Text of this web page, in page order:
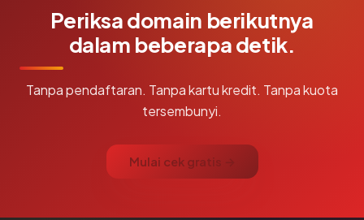
Periksa domain berikutnya
dalam beberapa detik.
Tanpa pendaftaran. Tanpa kartu kredit. Tanpa kuota
tersembunyi.
Mulai cek gratis →